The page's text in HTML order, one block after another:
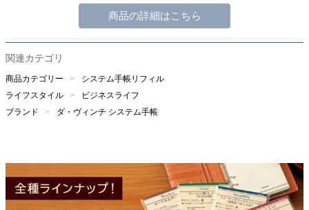
商品の詳細はこちら
関連カテゴリ
商品カテゴリー
システム手帳リフィル
ライフスタイル
ビジネスライフ
ブランド
ダ・ヴィンチ システム手帳